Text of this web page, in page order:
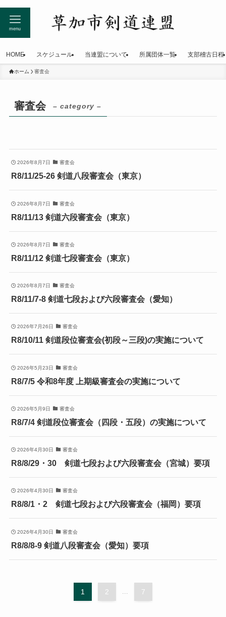
menu
HOME スケジュール 当連盟について 所属団体一覧 支部稽古日程
ホーム 審査会
審査会 – category –
2026年8月7日 審査会
R8/11/25-26 剣道八段審査会（東京）
2026年8月7日 審査会
R8/11/13 剣道六段審査会（東京）
2026年8月7日 審査会
R8/11/12 剣道七段審査会（東京）
2026年8月7日 審査会
R8/11/7-8 剣道七段および六段審査会（愛知）
2026年7月26日 審査会
R8/10/11 剣道段位審査会(初段～三段)の実施について
2026年5月23日 審査会
R8/7/5 令和8年度 上期級審査会の実施について
2026年5月9日 審査会
R8/7/4 剣道段位審査会（四段・五段）の実施について
2026年4月30日 審査会
R8/8/29・30 剣道七段および六段審査会（宮城）要項
2026年4月30日 審査会
R8/8/1・2 剣道七段および六段審査会（福岡）要項
2026年4月30日 審査会
R8/8/8-9 剣道八段審査会（愛知）要項
1 2 7